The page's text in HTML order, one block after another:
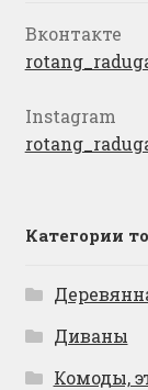
Вконтакте
Instagram
Категории
Диваны
Комоды,